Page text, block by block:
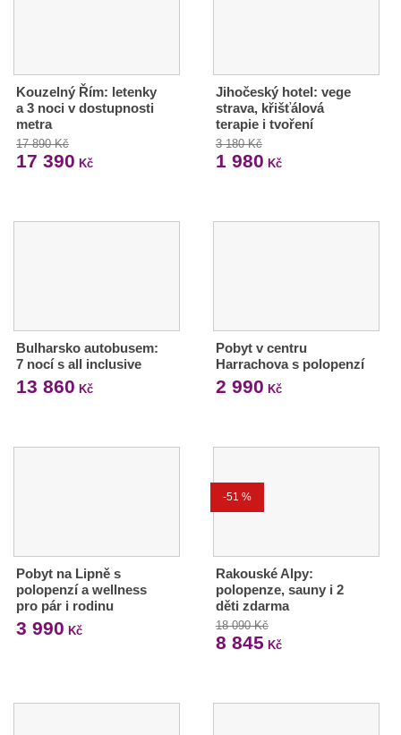
Kouzelný Řím: letenky
a 3 noci v dostupnosti
metra
17 890 Kč
17 390 Kč
Jihočeský hotel: vege
strava, křišťálová
terapie i tvoření
3 180 Kč
1 980 Kč
Bulharsko autobusem:
7 nocí s all inclusive
13 860 Kč
Pobyt v centru
Harrachova s polopenzí
2 990 Kč
Pobyt na Lipně s
polopenzí a wellness
pro pár i rodinu
3 990 Kč
-51 %
Rakouské Alpy:
polopenze, sauny i 2
děti zdarma
18 090 Kč
8 845 Kč